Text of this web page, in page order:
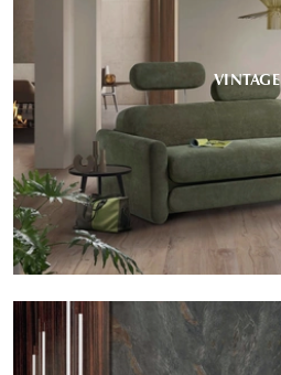
VINTAGE